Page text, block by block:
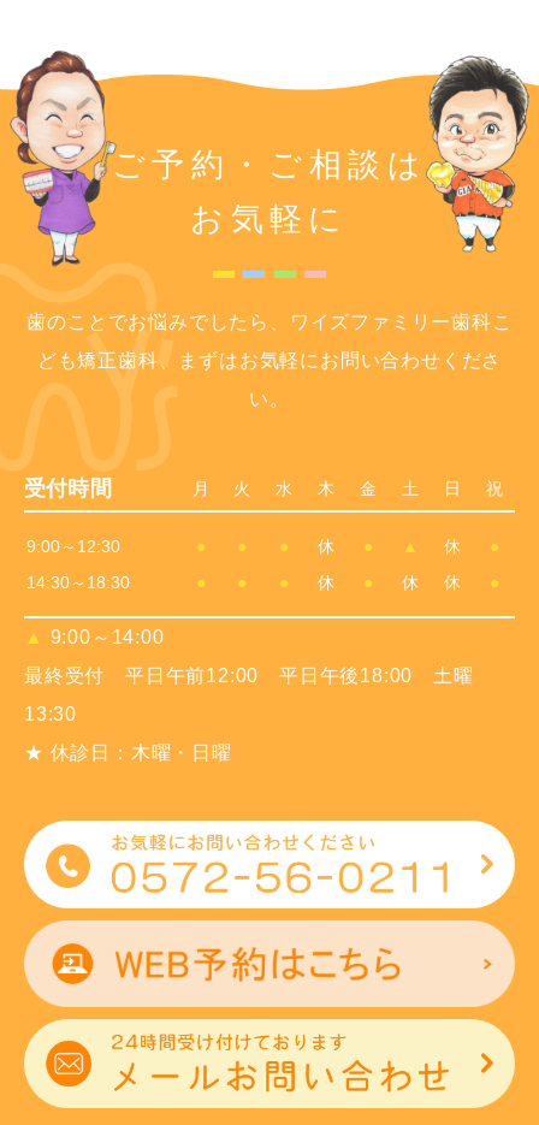
ご予約・ご相談は
お気軽に
歯のことでお悩みでしたら、ワイズファミリー歯科こ
ども矯正歯科、まずはお気軽にお問い合わせくださ
い。
受付時間 月 火 水 木 金 土 日 祝
9:00～12:30 ● ● ● 休 ● ▲ 休
●
14:30～18:30
● ● ● 休 ● 休 休 ●
▲ 9:00～14:00
最終受付 平日午前12:00 平日午後18:00 土曜
13:30
★ 休診日：木曜・日曜